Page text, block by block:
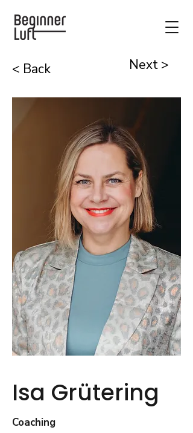
< Back Next >
Isa Grütering
Coaching